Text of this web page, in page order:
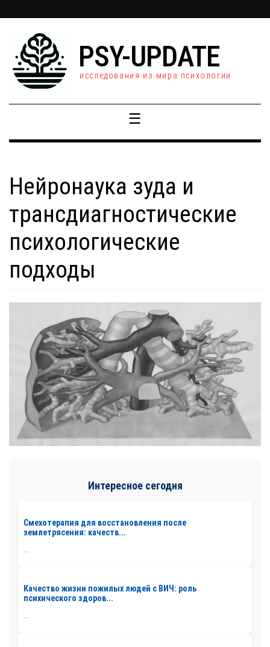
PSY-UPDATE
исследования из мира психологии
☰
Нейронаука зуда и
трансдиагностические
психологические
подходы
Интересное сегодня
Смехотерапия для восстановления после
землетрясения: качеств...
Качество жизни пожилых людей с ВИЧ: роль
психического здоров...
...